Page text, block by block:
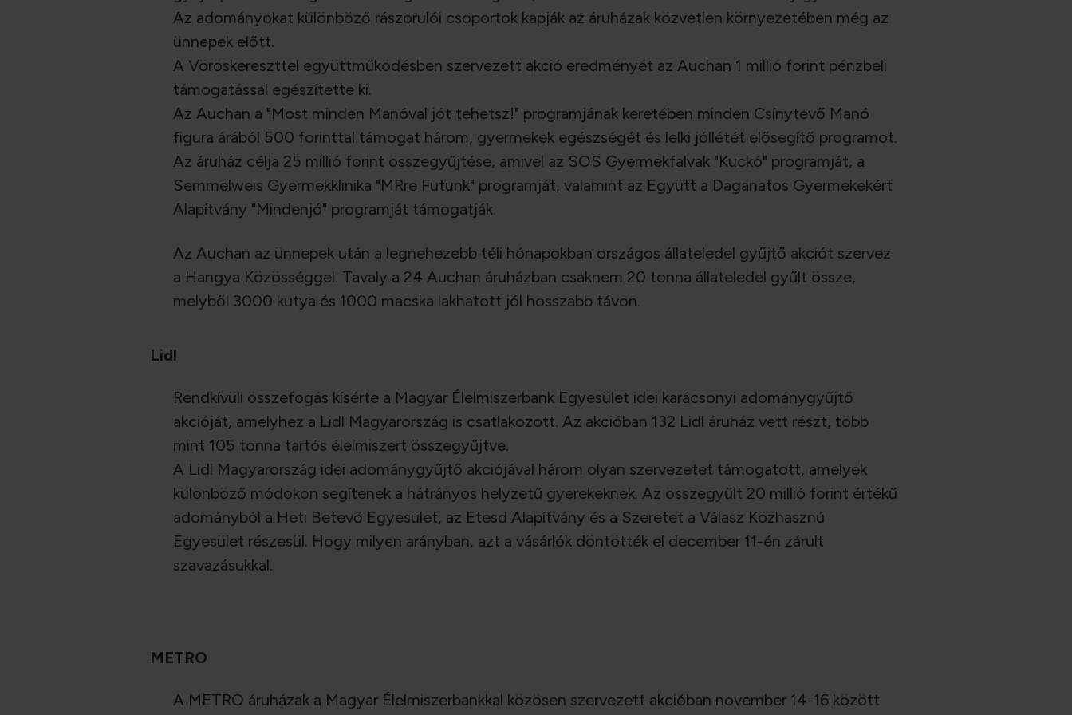
Az adományokat különböző rászorulói csoportok kapják az áruházak közvetlen környezetében még az
ünnepek előtt.
A Vöröskereszttel együttműködésben szervezett akció eredményét az Auchan 1 millió forint pénzbeli
támogatással egészítette ki.
Az Auchan a "Most minden Manóval jót tehetsz!" programjának keretében minden Csínytevő Manó
figura árából 500 forinttal támogat három, gyermekek egészségét és lelki jóllétét elősegítő programot.
Az áruház célja 25 millió forint összegyűjtése, amivel az SOS Gyermekfalvak "Kuckó" programját, a
Semmelweis Gyermekklinika "MRre Futunk" programját, valamint az Együtt a Daganatos Gyermekekért
Alapítvány "Mindenjó" programját támogatják.
Az Auchan az ünnepek után a legnehezebb téli hónapokban országos állateledel gyűjtő akciót szervez
a Hangya Közösséggel. Tavaly a 24 Auchan áruházban csaknem 20 tonna állateledel gyűlt össze,
melyből 3000 kutya és 1000 macska lakhatott jól hosszabb távon.
Lidl
Rendkívüli összefogás kísérte a Magyar Élelmiszerbank Egyesület idei karácsonyi adománygyűjtő
akcióját, amelyhez a Lidl Magyarország is csatlakozott. Az akcióban 132 Lidl áruház vett részt, több
mint 105 tonna tartós élelmiszert összegyűjtve.
A Lidl Magyarország idei adománygyűjtő akciójával három olyan szervezetet támogatott, amelyek
különböző módokon segítenek a hátrányos helyzetű gyerekeknek. Az összegyűlt 20 millió forint értékű
adományból a Heti Betevő Egyesület, az Etesd Alapítvány és a Szeretet a Válasz Közhasznú
Egyesület részesül. Hogy milyen arányban, azt a vásárlók döntötték el december 11-én zárult
szavazásukkal.
METRO
A METRO áruházak a Magyar Élelmiszerbankkal közösen szervezett akcióban november 14-16 között